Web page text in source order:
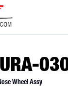
Wheel Assy